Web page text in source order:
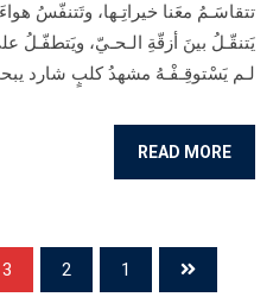
تتقاسَـمُ معَنا خيراتِـها، وتَتنفّسُ
يَتنقّـلُ بينَ أزقّةِ الـحـيّ، ويَتطفّـلُ
لـم يَسْتوقِـفْـهُ مشهدُ كلبٍ شارد
READ MORE
1
2
3